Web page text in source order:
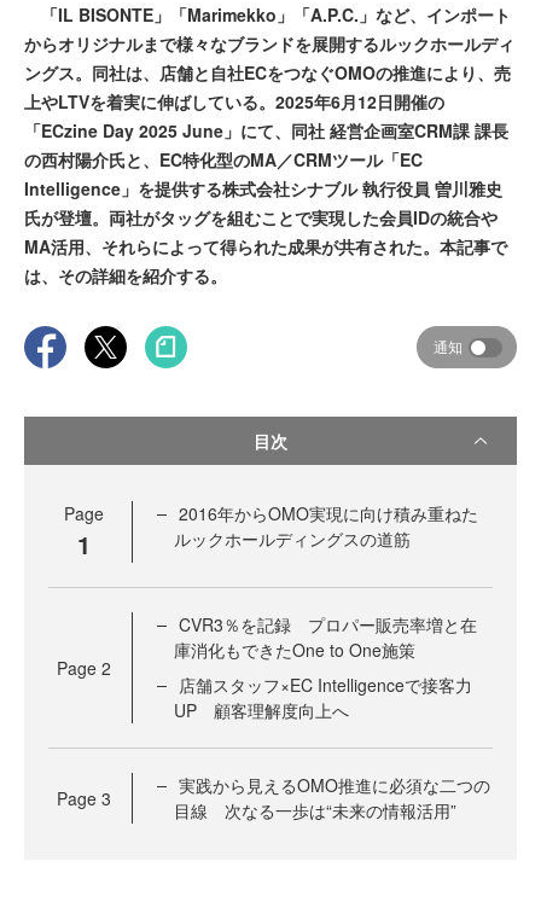
「IL BISONTE」「Marimekko」「A.P.C.」など、インポート
からオリジナルまで様々なブランドを展開するルックホールディ
ングス。同社は、店舗と自社ECをつなぐOMOの推進により、売
上やLTVを着実に伸ばしている。2025年6月12日開催の
「ECzine Day 2025 June」にて、同社 経営企画室CRM課 課長
の西村陽介氏と、EC特化型のMA／CRMツール「EC
Intelligence」を提供する株式会社シナブル 執行役員 曽川雅史
氏が登壇。両社がタッグを組むことで実現した会員IDの統合や
MA活用、それらによって得られた成果が共有された。本記事で
は、その詳細を紹介する。
通知
目次
Page
1
2016年からOMO実現に向け積み重ねた
ルックホールディングスの道筋
Page 2
CVR3％を記録 プロパー販売率増と在
庫消化もできたOne to One施策
店舗スタッフ×EC Intelligenceで接客力
UP 顧客理解度向上へ
Page 3
実践から見えるOMO推進に必須な二つの
目線 次なる一歩は“未来の情報活用”